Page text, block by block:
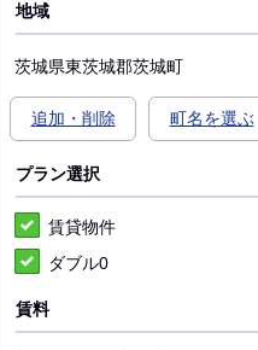
地域
茨城県東茨城郡茨城町
追加・削除 町名を選ぶ
プラン選択
賃貸物件
ダブル0
賃料